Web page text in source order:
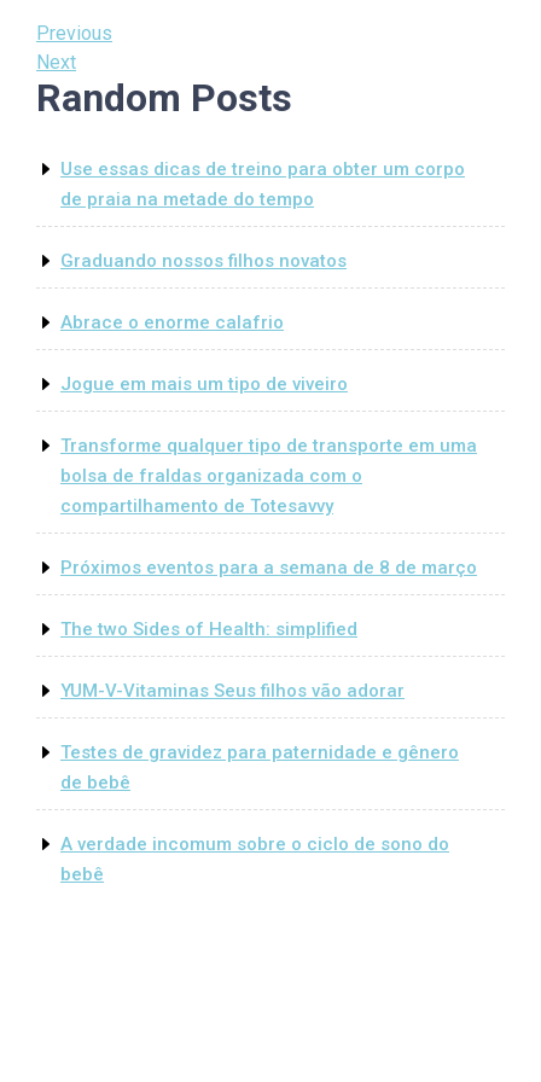
Post
navigation
Previous
Post
Previous
Next
Post
Next
Random Posts
Use essas dicas de treino para obter um corpo
de praia na metade do tempo
Graduando nossos filhos novatos
Abrace o enorme calafrio
Jogue em mais um tipo de viveiro
Transforme qualquer tipo de transporte em uma
bolsa de fraldas organizada com o
compartilhamento de Totesavvy
Próximos eventos para a semana de 8 de março
The two Sides of Health: simplified
YUM-V-Vitaminas Seus filhos vão adorar
Testes de gravidez para paternidade e gênero
de bebê
A verdade incomum sobre o ciclo de sono do
bebê